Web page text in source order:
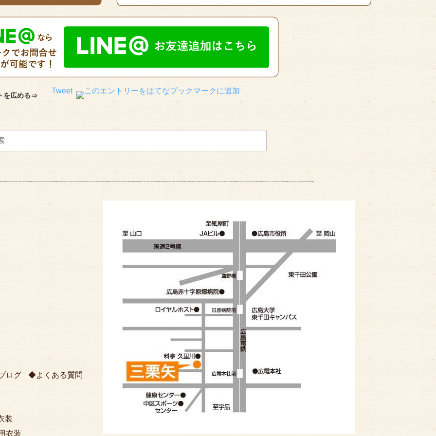
を広める
Tweet
ログ よくある質問
装
衣装